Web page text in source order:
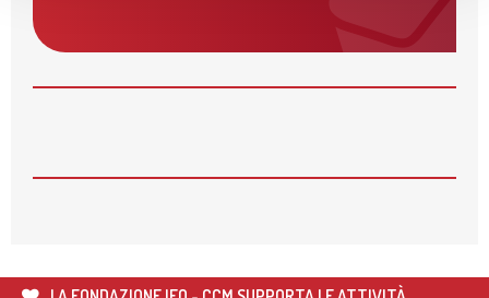
28MAG
APERTE LE ISCRIZIONI PER I CORSI AUTUNNALI
🌍 RIPARTE LA SECONDA FASE DEL PROGETTO DI
PROF. GIANFRANCO SINAGRA AL CONGRESSO